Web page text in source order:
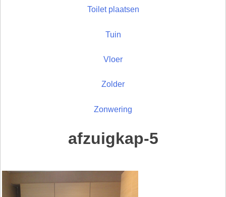
Toilet plaatsen
Tuin
Vloer
Zolder
Zonwering
afzuigkap-5